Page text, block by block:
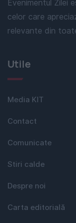
Evenimentul Zilei
celor care
relevante din
Utile
Media KIT
Contact
Comunicate
Stiri calde
Despre noi
Carta editorială